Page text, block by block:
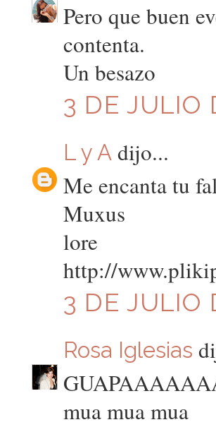
Pero que buen
contenta.
Un besazo
3 DE JULIO
L y Adijo...
Me encanta tu
Muxus
lore
http://
3 DE JULIO
Rosa Iglesias
mua mua mua